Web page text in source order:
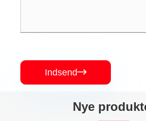
Indsend
Nye